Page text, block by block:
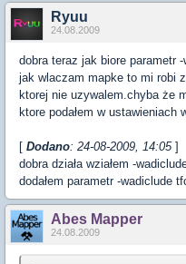
Ryuu
24.08.2009
dobra teraz jak biore parametr
jak wlaczam mapke to mi robi
ktorej nie uzywalem.chyba że
ktore podałem w ustawieniach
[ Dodano: 24-08-2009, 14:05]
dobra działa wziałem -
dodałem parametr -wadiclude
Abes Mapper
24.08.2009